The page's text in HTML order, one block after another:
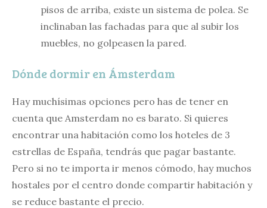
pisos de arriba, existe un sistema de polea. Se
inclinaban las fachadas para que al subir los
muebles, no golpeasen la pared.
Dónde dormir en Ámsterdam
Hay muchísimas opciones pero has de tener en
cuenta que Amsterdam no es barato. Si quieres
encontrar una habitación como los hoteles de 3
estrellas de España, tendrás que pagar bastante.
Pero si no te importa ir menos cómodo, hay muchos
hostales por el centro donde compartir habitación y
se reduce bastante el precio.